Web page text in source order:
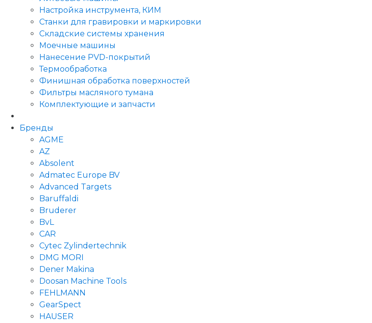
Настройка инструмента, КИМ
Станки для гравировки и маркировки
Складские системы хранения
Моечные машины
Нанесение PVD-покрытий
Термообработка
Финишная обработка поверхностей
Фильтры масляного тумана
Комплектующие и запчасти
Бренды
AGME
AZ
Absolent
Admatec Europe BV
Advanced Targets
Baruffaldi
Bruderer
BvL
CAR
Cytec Zylindertechnik
DMG MORI
Dener Makina
Doosan Machine Tools
FEHLMANN
GearSpect
HAUSER